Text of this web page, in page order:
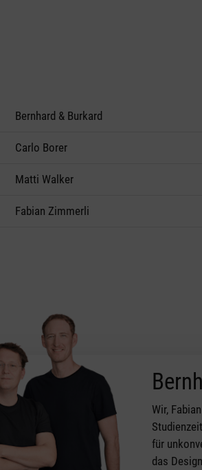
Bernhard & Burkard
Carlo Borer
Matti Walker
Fabian Zimmerli
Wir,
für
das